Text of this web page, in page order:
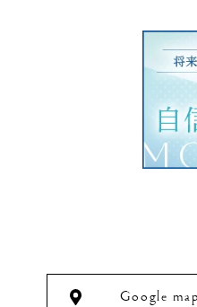
Google map